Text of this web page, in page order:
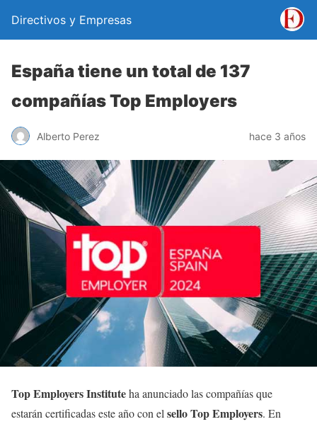
Directivos y Empresas
España tiene un total de 137
compañías Top Employers
Alberto Perez hace 3 años
Top Employers Instituteha anunciado las compañías que
estarán certificadas este año con el sello Top Employers. En